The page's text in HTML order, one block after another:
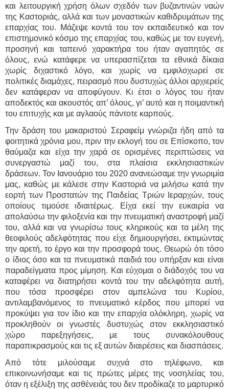
και λειτουργική χρήση όλων σχεδόν των βυζαντινών ναών
της Καστοριάς, αλλά και των μοναστικών καθιδρυμάτων της
επαρχίας του. Μάζεψε κοντά του τον εκπαιδευτικό και τον
επιστημονικό κόσμο της επαρχίας του, καθώς με τον ευγενή,
προσηνή και ταπεινό χαρακτήρα του ήταν αγαπητός σε
όλους, ενώ κατάφερε να υπερασπίζεται τα εθνικά δίκαια
χωρίς διχαστικό λόγο, και χωρίς να εμφιλοχωρεί σε
πολιτικές διαμάχες, πειρασμό που δυστυχώς άλλοι αρχιερείς
δεν κατάφεραν να αποφύγουν. Κι έτσι ο λόγος του ήταν
αποδεκτός και ακουστός απ’ όλους, γι’ αυτό και η ποιμαντική
του επιτυχής και με αγλαούς πάντοτε καρπούς.
Την δράση του μακαριστού Σεραφείμ γνώριζα ήδη από τα
φοιτητικά χρόνια μου, πριν την εκλογή του σε Επίσκοπο, τον
θαύμαζα και είχα την χαρά σε ορισμένες περιπτώσεις να
συνεργαστώ μαζί του, στα πλαίσια εκκλησιαστικών
δράσεων. Τον Ιανουάριο του 2020 ανανεώσαμε την γνωριμία
μας, καθώς με κάλεσε στην Καστοριά να μιλήσω κατά την
εορτή των Προστατών της Παιδείας Τριών Ιεραρχών, τους
οποίους τιμούσε ιδιαιτέρως. Είχα εκεί την ευκαιρία να
απολαύσω την φιλοξενία και την πνευματική αναστροφή μαζί
του, αλλά και να γνωρίσω τους κληρικούς και τα μέλη της
θεοφιλούς αδελφότητας που είχε δημιουργήσει, εκτιμώντας
την αρετή, το έργο και την προσφορά τους. Θεωρώ ότι τόσο
ο ίδιος όσο και τα πνευματικά παιδιά του υπήρξαν και είναι
παραδείγματα προς μίμηση. Και εύχομαι ο διάδοχός του να
καταφέρει να διατηρήσει κοντά του την αδελφότητα αυτή,
που τόσα προσφέρει στον αμπελώνα του Κυρίου,
αντιλαμβανόμενος το πνευματικό κέρδος που μπορεί να
προκύψει για τον ίδιο και την επαρχία ολόκληρη, χωρίς να
προκληθούν οι γνωστές δυστυχώς στον εκκλησιαστικό
χώρο παρεξηγήσεις, με τους συνακόλουθους
παραπικρασμούς και τις εξ αυτών διαιρέσεις και διασπάσεις.
Από τότε μιλούσαμε συχνά στο τηλέφωνο, και
επικοινωνήσαμε και τις πρώτες μέρες της νοσηλείας του,
όταν η εξέλιξη της ασθένειάς του δεν προδίκαζε το μαρτυρικό